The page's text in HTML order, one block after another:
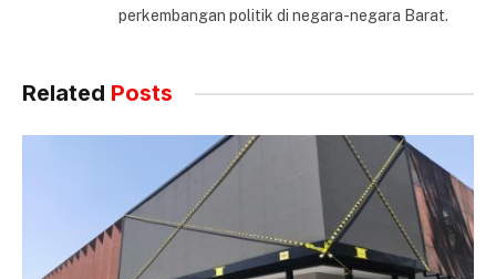
perkembangan politik di negara-negara Barat.
Related Posts